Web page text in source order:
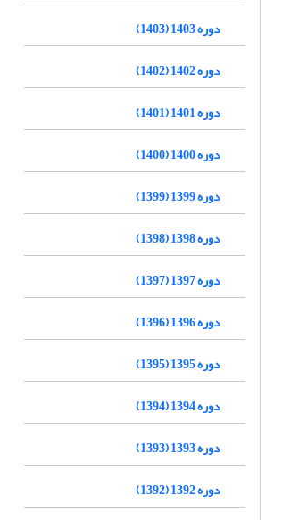
دوره 1403 (1403)
دوره 1402 (1402)
دوره 1401 (1401)
دوره 1400 (1400)
دوره 1399 (1399)
دوره 1398 (1398)
دوره 1397 (1397)
دوره 1396 (1396)
دوره 1395 (1395)
دوره 1394 (1394)
دوره 1393 (1393)
دوره 1392 (1392)